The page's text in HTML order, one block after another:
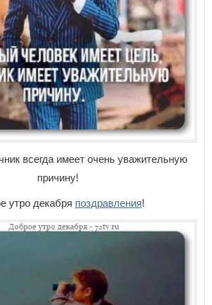
всегда имеет очень уважительную
причину!
утро декабря поздравления!